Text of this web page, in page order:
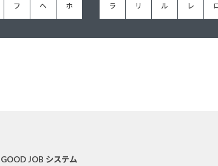
フ ヘ ホ ラ リ ル レ
GOOD JOB システム